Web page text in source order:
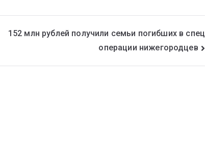
152 млн рублей получили семьи погибших в спец
операции нижегородцев